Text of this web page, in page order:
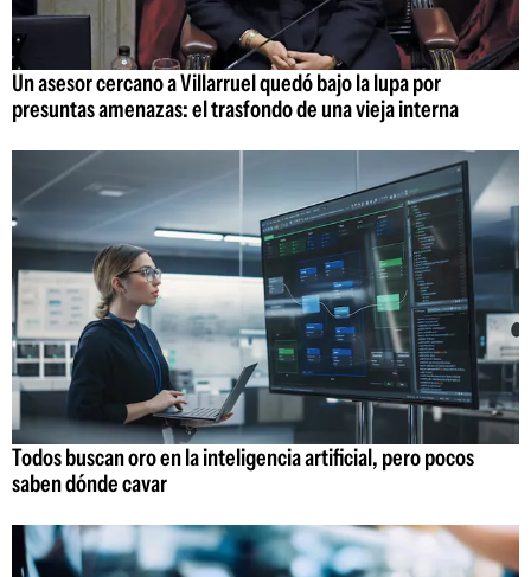
Un asesor cercano a Villarruel quedó bajo la lupa por
presuntas amenazas: el trasfondo de una vieja interna
Todos buscan oro en la inteligencia artificial, pero pocos
saben dónde cavar